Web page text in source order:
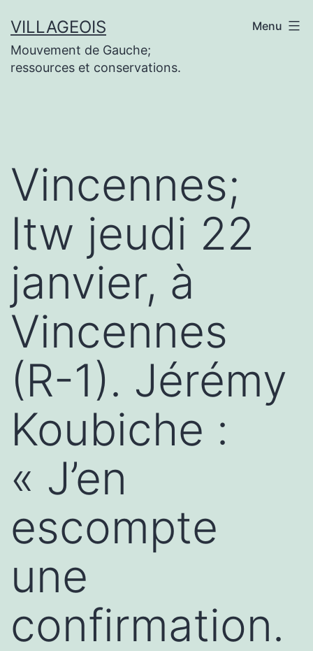
au
contenu
VILLAGEOIS
Mouvement de Gauche;
ressources et conservations.
Menu
Vincennes;
Itw jeudi 22
janvier, à
Vincennes
(R-1). Jérémy
Koubiche :
« J’en
escompte
une
confirmation.